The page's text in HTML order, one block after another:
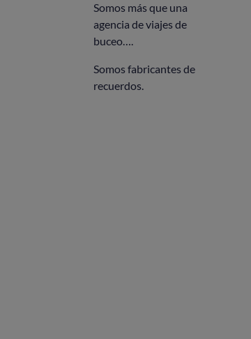
Somos más que una
agencia de viajes de
buceo….
Somos fabricantes de
recuerdos.